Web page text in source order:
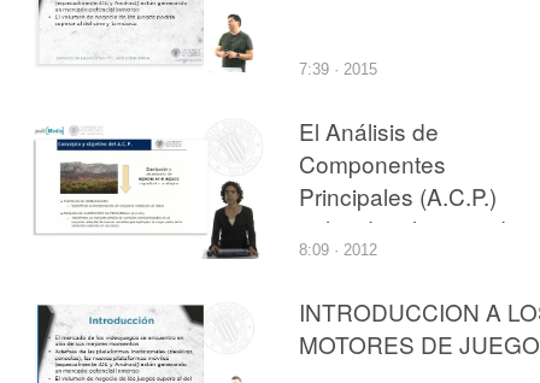
7:39 · 2015
El Análisis de
Componentes
Principales (A.C.P.)
aplicado a los estudios
de vegetación
8:09 · 2012
INTRODUCCION A
MOTORES DE